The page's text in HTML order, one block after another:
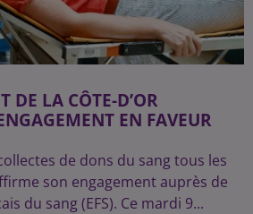
DE LA CÔTE-D’OR
EN FAVEUR
de dons du sang tous les
son engagement auprès de
du sang (EFS). Ce mardi 9...